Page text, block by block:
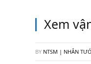
Xem
BY NTSM | NHÂN